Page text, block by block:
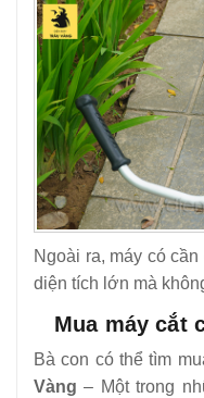
Ngoài ra, máy có cần
diện tích lớn mà
Mua máy cắt
Bà con có thể tìm
Vàng – Một trong